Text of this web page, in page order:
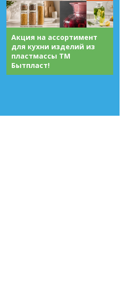
Акция на ассортимент
для кухни изделий из
пластмассы ТМ
Бытпласт!